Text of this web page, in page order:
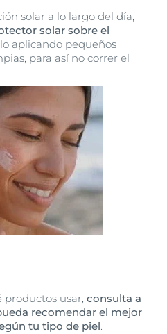
solar a lo largo del día,
solar sobre el
aplicando pequeños
para así no correr el
productos usar, consulta a
recomendar el mejor
tu tipo de piel.